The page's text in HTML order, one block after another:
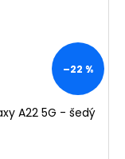
–22 %
A22 5G - šedý